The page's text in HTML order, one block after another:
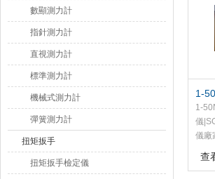
數顯測力計
指針測力計
直視測力計
標準測力計
機械式測力計
彈簧測力計
扭矩扳手
扭矩扳手檢定儀
1-
試
力
1-
儀
儀廠
1-
試
查